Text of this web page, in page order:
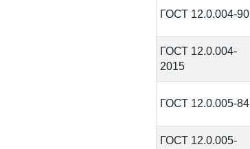
ГОСТ 12.0.004-90
ГОСТ 12.0.004-
2015
ГОСТ 12.0.005-84
ГОСТ 12.0.005-